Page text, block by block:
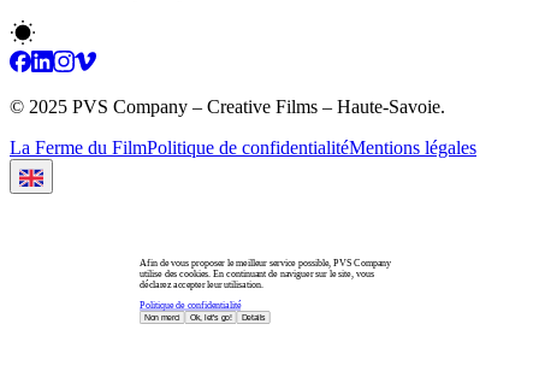
© 2025 PVS Company – Creative Films – Haute-Savoie.
La Ferme du FilmPolitique de confidentialitéMentions légales
Afin de vous proposer le meilleur service possible, PVS Company
utilise des cookies. En continuant de naviguer sur le site, vous
déclarez accepter leur utilisation.
Politique de confidentialité
Non merci Ok, let's go! Details